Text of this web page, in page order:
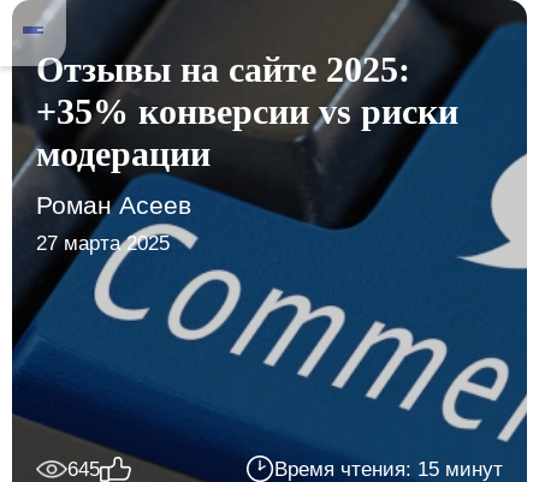
Отзывы на сайте 2025:
+35% конверсии vs риски
модерации
Роман Асеев
27 марта 2025
645 Время чтения: 15 минут